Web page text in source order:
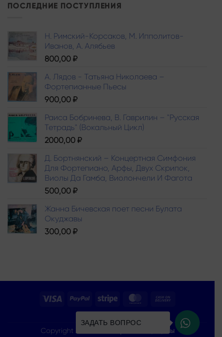
ПОСЛЕДНИЕ ПОСТУПЛЕНИЯ
Н. Римский-Корсаков, М. Ипполитов-
Иванов, A. Алябьев
800,00 ₽
А. Лядов - Татьяна Николаева –
Фортепианные Пьесы
900,00 ₽
Раиса Бобринева, В. Гаврилин – "Русская
Тетрадь" (Вокальный Цикл)
2000,00 ₽
Д. Бортнянский – Концертная Симфония
Для Фортепиано, Арфы, Двух Скрипок,
Виолы Да Гамба, Виолончели И Фагота
500,00 ₽
Жанна Бичевская поет песни Булата
Окуджавы
300,00 ₽
Visa PayPal Stripe MasterCard
Delivery
Copyright 2026 © Все права защищены
ЗАДАТЬ ВОПРОС